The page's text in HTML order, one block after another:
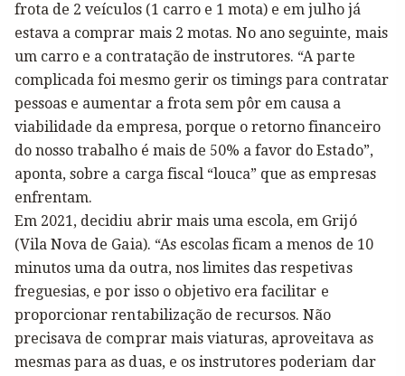
frota de 2 veículos (1 carro e 1 mota) e em julho já
estava a comprar mais 2 motas. No ano seguinte, mais
um carro e a contratação de instrutores. “A parte
complicada foi mesmo gerir os timings para contratar
pessoas e aumentar a frota sem pôr em causa a
viabilidade da empresa, porque o retorno financeiro
do nosso trabalho é mais de 50% a favor do Estado”,
aponta, sobre a carga fiscal “louca” que as empresas
enfrentam.
Em 2021, decidiu abrir mais uma escola, em Grijó
(Vila Nova de Gaia). “As escolas ficam a menos de 10
minutos uma da outra, nos limites das respetivas
freguesias, e por isso o objetivo era facilitar e
proporcionar rentabilização de recursos. Não
precisava de comprar mais viaturas, aproveitava as
mesmas para as duas, e os instrutores poderiam dar